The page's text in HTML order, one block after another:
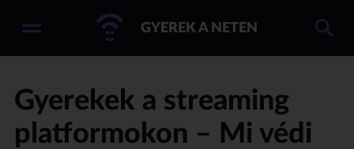
GYEREK A NETEN
Gyerekek a streaming
platformokon – Mi védi